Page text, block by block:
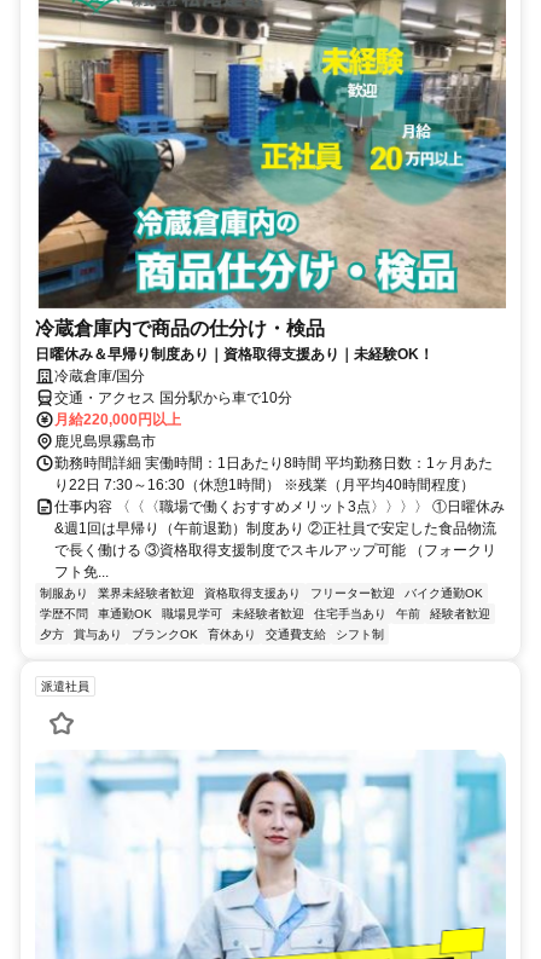
冷蔵倉庫内で商品の仕分け・検品
日曜休み＆早帰り制度あり｜資格取得支援あり｜未経験OK！
冷蔵倉庫/国分
交通・アクセス 国分駅から車で10分
月給220,000円以上
鹿児島県霧島市
勤務時間詳細 実働時間：1日あたり8時間 平均勤務日数：1ヶ月あた
り22日 7:30～16:30（休憩1時間） ※残業（月平均40時間程度）
仕事内容 〈〈〈職場で働くおすすめメリット3点〉〉〉〉 ①日曜休み
&週1回は早帰り（午前退勤）制度あり ②正社員で安定した食品物流
で長く働ける ③資格取得支援制度でスキルアップ可能 （フォークリ
フト免...
制服あり 業界未経験者歓迎 資格取得支援あり フリーター歓迎
バイク通勤OK
学歴不問
車通勤OK 職場見学可 未経験者歓迎 住宅手当あり 午前
経験者歓迎
夕方
賞与あり ブランクOK 育休あり 交通費支給 シフト制
派遣社員